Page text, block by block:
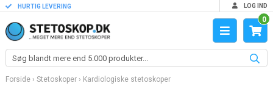
HURTIG LEVERING LOG IND
0
Forside› Stetoskoper› Kardiologiske stetoskoper